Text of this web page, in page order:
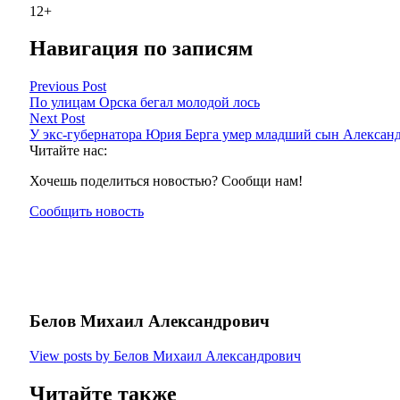
12+
Навигация по записям
Previous Post
По улицам Орска бегал молодой лось
Next Post
У экс-губернатора Юрия Берга умер младший сын
Читайте нас:
Хочешь поделиться новостью? Сообщи нам!
Сообщить новость
Белов Михаил Александрович
View posts by Белов Михаил Александрович
Читайте также